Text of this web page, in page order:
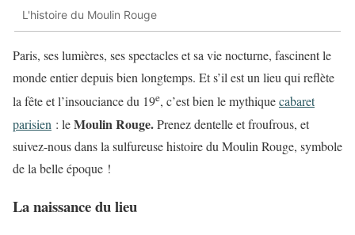
L'histoire du Moulin Rouge
Paris, ses lumières, ses spectacles et sa vie nocturne, fascinent le
monde entier depuis bien longtemps. Et s’il est un lieu qui reflète
la fête et l’insouciance du 19e, c’est bien le mythiquecabaret
parisien : leMoulin Rouge.Prenez dentelle et froufrous, et
suivez-nous dans la sulfureuse histoire du Moulin Rouge, symbole
de la belle époque !
La naissance du lieu